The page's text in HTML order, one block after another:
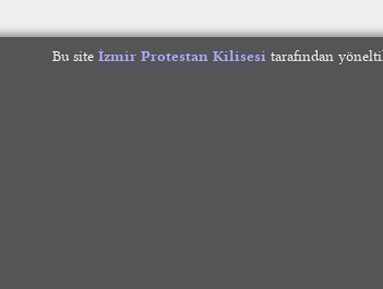
Bu site İzmir Protestan Kilisesitarafından